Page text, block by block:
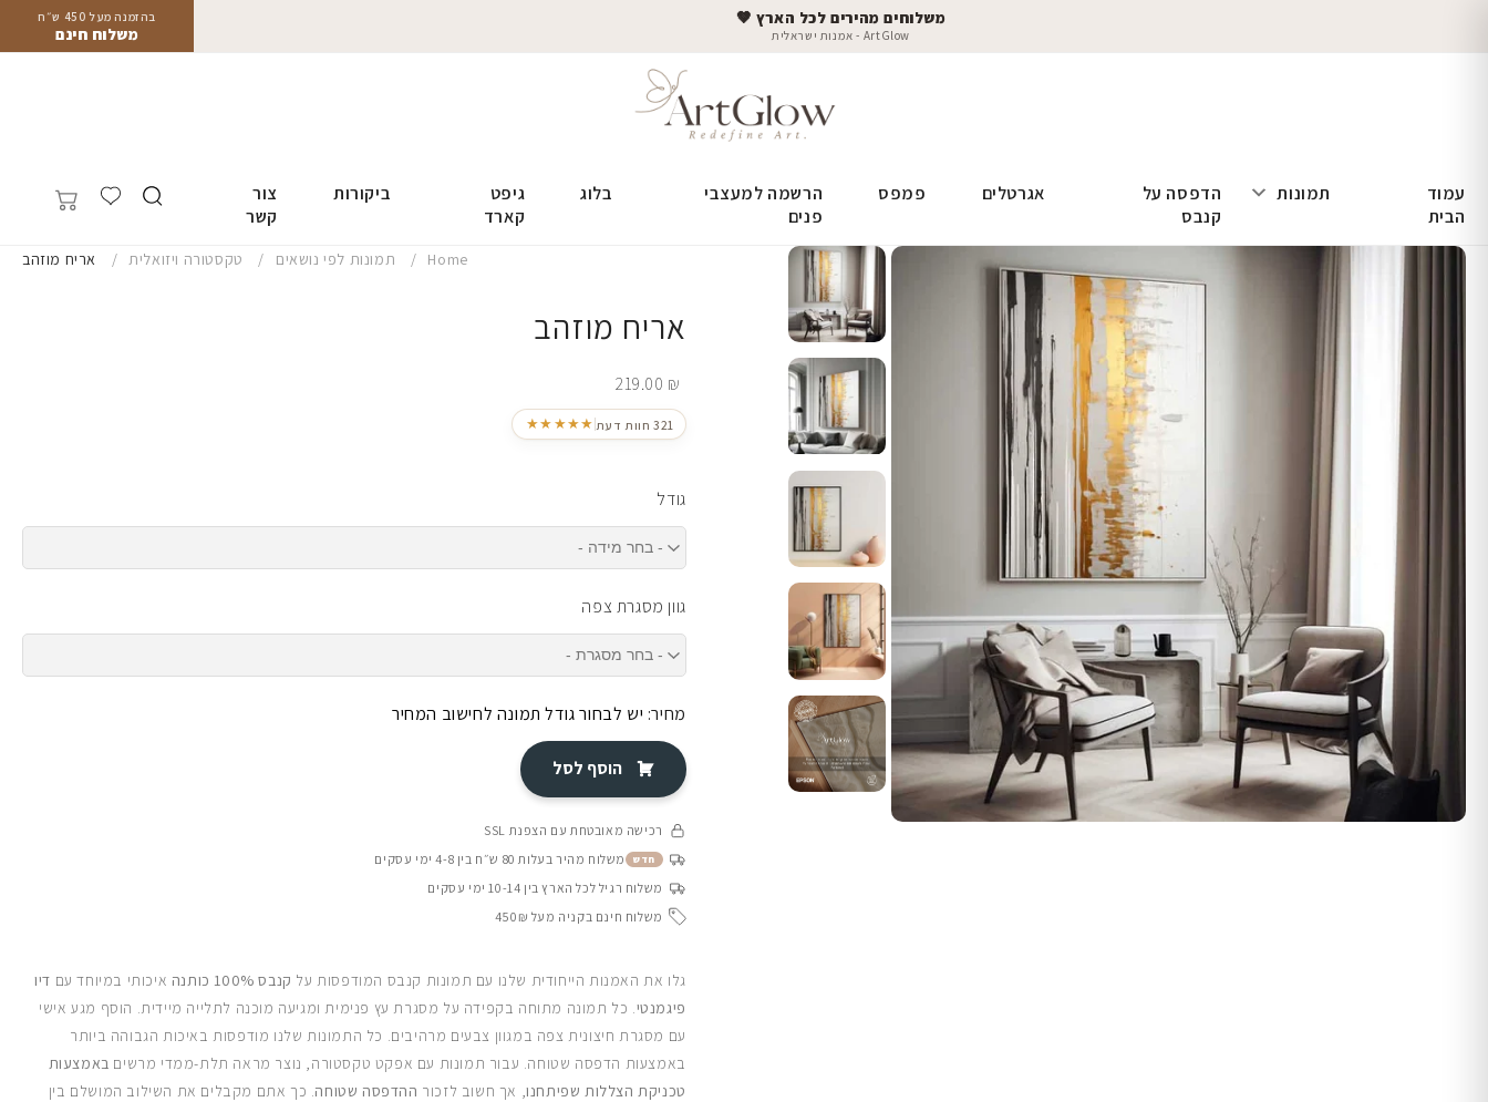
בהזמנה מעל 450 ש״ח
משלוח חינם
משלוחים מהירים לכל הארץ 🤎
ArtGlow - אמנות ישראלית
עמוד
הבית
תמונות
הדפסה על
קנבס
אגרטלים פמפס
הרשמה למעצבי
פנים
בלוג
גיפט
קארד
ביקורות
צור
קשר
Home תמונות לפי נושאים טקסטורה ויזואלית אריח מוזהב
אריח מוזהב
219.00 ₪
★★★★★ 321 חוות דעת
גודל
גוון מסגרת צפה
מחיר: יש לבחור גודל תמונה לחישוב המחיר
הוסף לסל
רכישה מאובטחת עם הצפנת SSL
חדש משלוח מהיר בעלות 80 ש״ח בין 4-8 ימי עסקים
משלוח רגיל לכל הארץ בין 10-14 ימי עסקים
משלוח חינם בקניה מעל 450₪
גלו את האמנות הייחודית שלנו עם תמונות קנבס המודפסות על קנבס 100% כותנה איכותי במיוחד עם דיו
פיגמנטי. כל תמונה מתוחה בקפידה על מסגרת עץ פנימית ומגיעה מוכנה לתלייה מיידית. הוסף מגע אישי
עם מסגרת חיצונית צפה במגוון צבעים מרהיבים. כל התמונות שלנו מודפסות באיכות הגבוהה ביותר
באמצעות הדפסה שטוחה. עבור תמונות עם אפקט טקסטורה, נוצר מראה תלת-ממדי מרשים באמצעות
טכניקת הצללות שפיתחנו, אך חשוב לזכור ההדפסה שטוחה. כך אתם מקבלים את השילוב המושלם בין